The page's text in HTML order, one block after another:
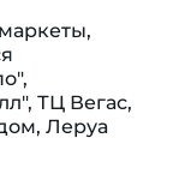
ТЦ Вегас,
Леруа